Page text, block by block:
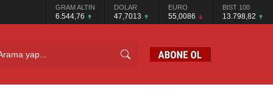
GRAM ALTIN
6.544,76
DOLAR
47,7013
EURO
55,0086
BIST 100
13.798,82